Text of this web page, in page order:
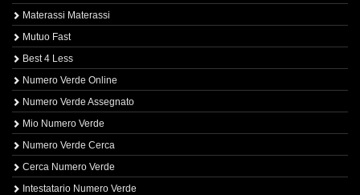
Materassi Materassi
Mutuo Fast
Best 4 Less
Numero Verde Online
Numero Verde Assegnato
Mio Numero Verde
Numero Verde Cerca
Cerca Numero Verde
Intestatario Numero Verde